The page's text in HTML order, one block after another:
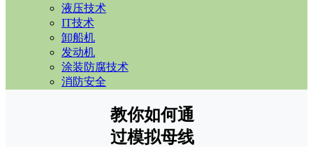
液压技术
IT技术
卸船机
发动机
涂装防腐技术
消防安全
教你如何通
过模拟母线